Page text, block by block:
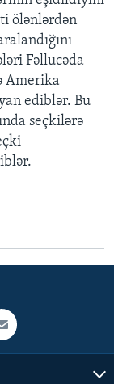
ölənlərdən
Fəllucəda
Amerika
ediblər. Bu
seçkilərə